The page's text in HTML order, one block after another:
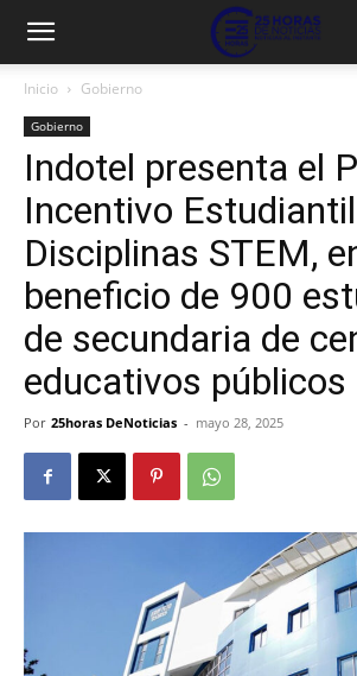
Inicio Gobierno
Gobierno
Indotel presenta el
Incentivo
Disciplinas STEM,
beneficio de 900
de secundaria de
educativos públicos
Por 25horas DeNoticias - mayo 28, 2025